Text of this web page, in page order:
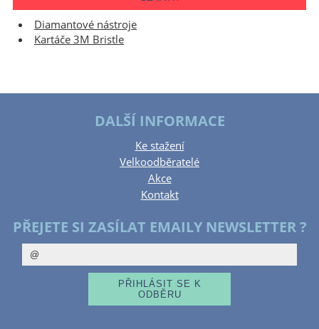
Diamantové nástroje
Kartáče 3M Bristle
DALŠÍ INFORMACE
Ke stažení
Velkoodběratelé
Akce
Kontakt
PŘEJETE SI ZASÍLAT EMAILY NEWSLETTER ?